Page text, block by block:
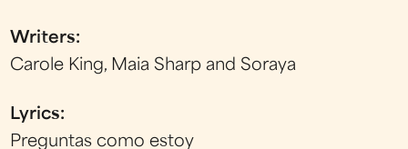
Writers:
Carole King, Maia Sharp and Soraya
Lyrics:
Preguntas como estoy